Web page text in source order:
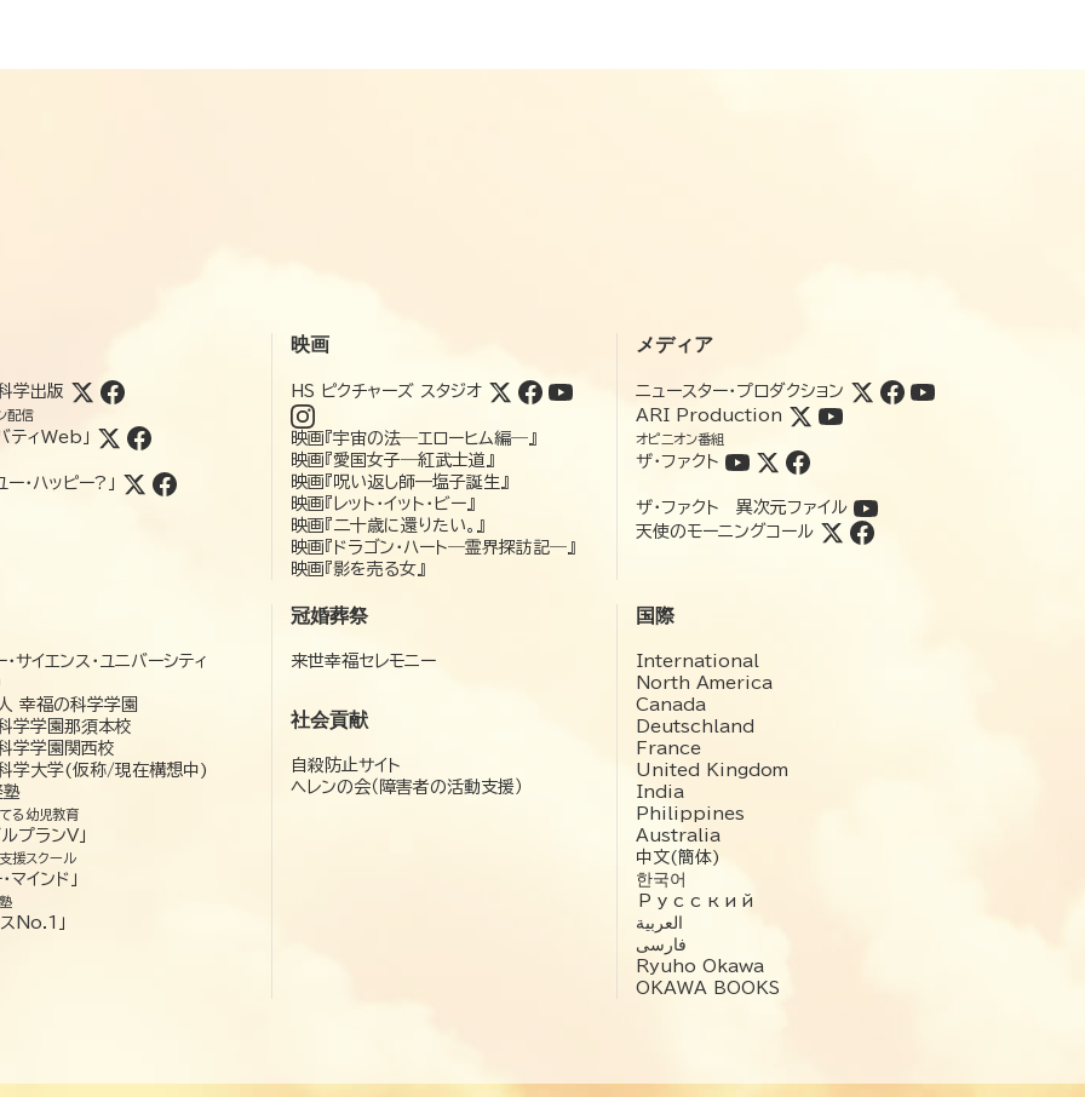
学出版
配信
バティWeb」
ー・ハッピー?」
映画
HS ピクチャーズ スタジオ
映画『宇宙の法―エローヒム編―』
映画『愛国女子―紅武士道』
映画『呪い返し師—塩子誕生』
映画『レット・イット・ビー』
映画『二十歳に還りたい。』
映画『ドラゴン・ハート―霊界探訪記―』
映画『影を売る女』
メディア
ニュースター・プロダクション
ARI Production
オピニオン番組
ザ・ファクト
ザ・ファクト 異次元ファイル
天使のモーニングコール
・サイエンス・ユニバーシティ
幸福の科学学園
学学園那須本校
学学園関西校
学大学(仮称/現在構想中)
塾
る幼児教育
ルプランV」
援スクール
マインド」
スNo.1」
冠婚葬祭
来世幸福セレモニー
社会貢献
自殺防止サイト
ヘレンの会（障害者の活動支援）
国際
International
North America
Canada
Deutschland
France
United Kingdom
India
Philippines
Australia
中文(簡体)
한국어
Русский
العربية‏
فارسی
Ryuho Okawa
OKAWA BOOKS